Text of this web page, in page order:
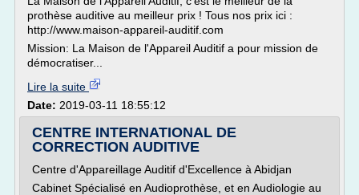
prothèse auditive au meilleur prix ! Tous nos prix ici :
http://www.maison-appareil-auditif.com
Mission: La Maison de l'Appareil Auditif a pour mission de
démocratiser...
Lire la suite
Date: 2019-03-11 18:55:12
CENTRE INTERNATIONAL DE
CORRECTION AUDITIVE
Centre d'Appareillage Auditif d'Excellence à Abidjan
Cabinet Spécialisé en Audioprothèse, et en Audiologie au